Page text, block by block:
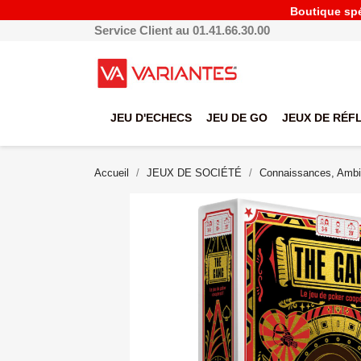
Boutique
Service Client au 01.41.66.30.00
JEU D'ECHECS JEU DE GO JEUX DE
Accueil JEUX DE SOCIÉTÉ Connaissances,